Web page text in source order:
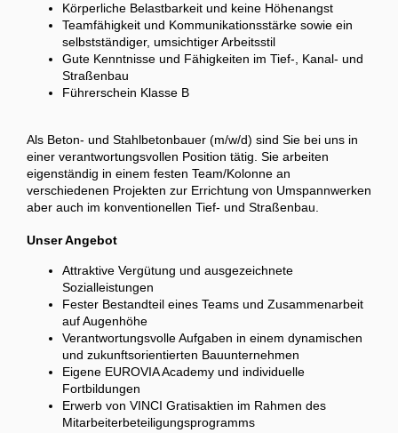
Körperliche Belastbarkeit und keine Höhenangst
Teamfähigkeit und Kommunikationsstärke sowie ein
selbstständiger, umsichtiger Arbeitsstil
Gute Kenntnisse und Fähigkeiten im Tief-, Kanal- und
Straßenbau
Führerschein Klasse B
Als Beton- und Stahlbetonbauer (m/w/d) sind Sie bei uns in
einer verantwortungsvollen Position tätig. Sie arbeiten
eigenständig in einem festen Team/Kolonne an
verschiedenen Projekten zur Errichtung von Umspannwerken
aber auch im konventionellen Tief- und Straßenbau.
Unser Angebot
Attraktive Vergütung und ausgezeichnete
Sozialleistungen
Fester Bestandteil eines Teams und Zusammenarbeit
auf Augenhöhe
Verantwortungsvolle Aufgaben in einem dynamischen
und zukunftsorientierten Bauunternehmen
Eigene EUROVIA Academy und individuelle
Fortbildungen
Erwerb von VINCI Gratisaktien im Rahmen des
Mitarbeiterbeteiligungsprogramms